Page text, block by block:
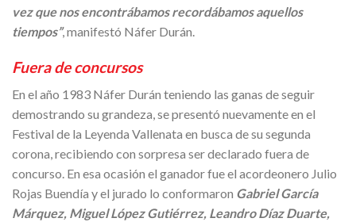
vez que nos encontrábamos recordábamos aquellos
tiempos”, manifestó Náfer Durán.
Fuera de concursos
En el año 1983 Náfer Durán teniendo las ganas de seguir
demostrando su grandeza, se presentó nuevamente en el
Festival de la Leyenda Vallenata en busca de su segunda
corona, recibiendo con sorpresa ser declarado fuera de
concurso. En esa ocasión el ganador fue el acordeonero Julio
Rojas Buendía y el jurado lo conformaron Gabriel García
Márquez, Miguel López Gutiérrez, Leandro Díaz Duarte,